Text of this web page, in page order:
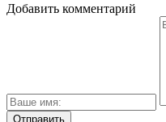
Добавить комментарий